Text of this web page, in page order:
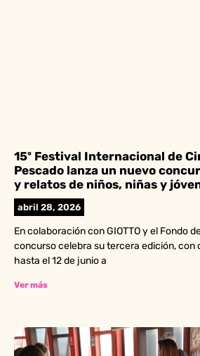
15º Festival Internacional de
Pescado lanza un nuevo
y relatos de niños, niñas y
abril 28, 2026
En colaboración con GIOTTO y el Fondo
concurso celebra su tercera edición, con
hasta el 12 de junio a
Ver más